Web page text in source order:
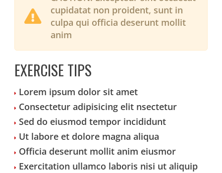
cupidatat non proident, sunt in
culpa qui officia deserunt mollit
anim
EXERCISE TIPS
Lorem ipsum dolor sit amet
Consectetur adipisicing elit nsectetur
Sed do eiusmod tempor incididunt
Ut labore et dolore magna aliqua
Officia deserunt mollit anim eiusmor
Exercitation ullamco laboris nisi ut aliquip